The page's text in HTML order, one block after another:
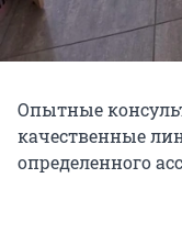
Опытные
качественные
определенного